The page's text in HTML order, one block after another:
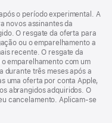
o período experimental. A
novos assinantes da
O resgate da oferta para
ou o emparelhamento a
recente. O resgate da
emparelhamento com um
durante três meses após a
uma oferta por conta Apple,
abrangidos adquiridos. O
cancelamento. Aplicam-se